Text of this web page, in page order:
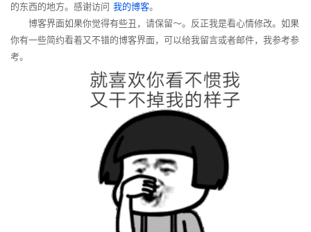
的东西的地方。感谢访问 我的博客。
博客界面如果你觉得有些丑，请保留～。反正我是看心情修改。如果
你有一些简约看着又不错的博客界面，可以给我留言或者邮件，我参考参
考。